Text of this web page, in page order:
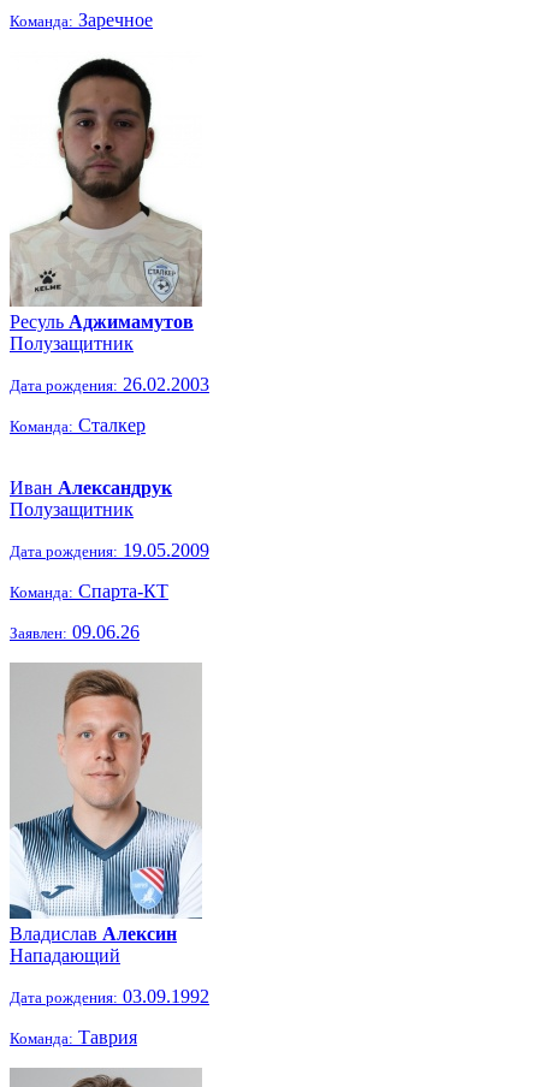
Команда: Заречное
Ресуль Аджимамутов
Полузащитник
Дата рождения: 26.02.2003
Команда: Сталкер
Иван Александрук
Полузащитник
Дата рождения: 19.05.2009
Команда: Спарта-КТ
Заявлен: 09.06.26
Владислав Алексин
Нападающий
Дата рождения: 03.09.1992
Команда: Таврия